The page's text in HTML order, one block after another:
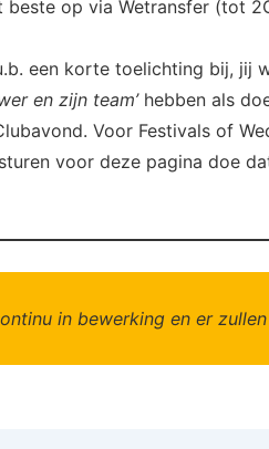
beste op via Wetransfer (tot
een korte toelichting bij, jij
en zijn team’hebben als
Voor Festivals of
voor deze pagina doe
in bewerking en er